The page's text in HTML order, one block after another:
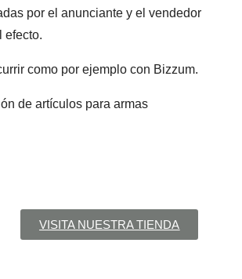
por el anunciante y el vendedor
efecto.
como por ejemplo con Bizzum.
de artículos para armas
VISITA NUESTRA TIENDA